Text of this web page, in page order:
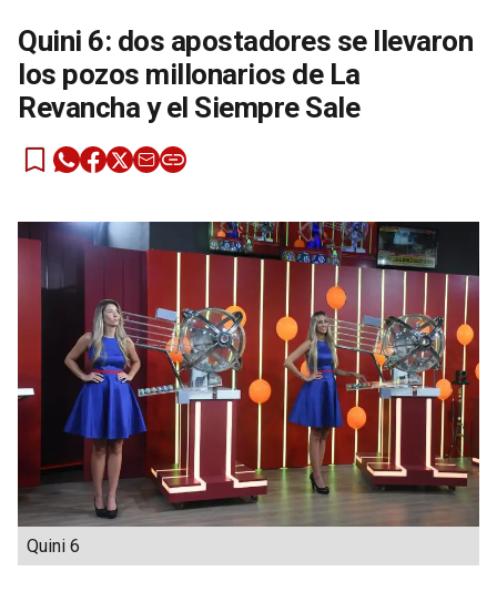
Quini 6: dos apostadores se llevaron
los pozos millonarios de La
Revancha y el Siempre Sale
Quini 6